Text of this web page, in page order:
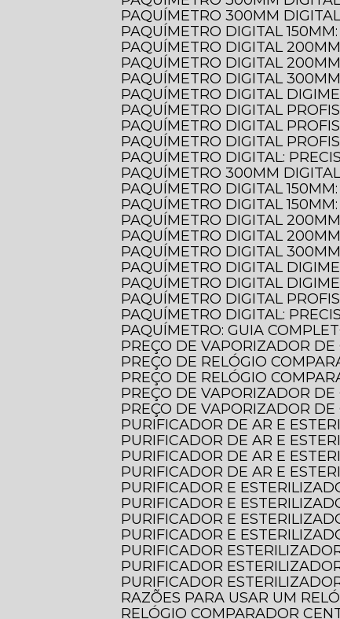
PAQUÍMETRO 300MM
PAQUÍMETRO DIGITAL
PAQUÍMETRO DIGITAL
PAQUÍMETRO DIGITAL
PAQUÍMETRO DIGITAL
PAQUÍMETRO DIGITAL
PAQUÍMETRO DIGITAL
PAQUÍMETRO DIGITAL
PAQUÍMETRO DIGITAL
PAQUÍMETRO DIGITAL:
PAQUÍMETRO 300MM
PAQUÍMETRO DIGITAL
PAQUÍMETRO DIGITAL
PAQUÍMETRO DIGITAL
PAQUÍMETRO DIGITAL
PAQUÍMETRO DIGITAL
PAQUÍMETRO DIGITAL
PAQUÍMETRO DIGITAL
PAQUÍMETRO DIGITAL
PAQUÍMETRO DIGITAL:
PAQUÍMETRO: GUIA
PREÇO DE VAPORIZADOR
PREÇO DE RELÓGIO
PREÇO DE RELÓGIO
PREÇO DE VAPORIZADOR
PREÇO DE VAPORIZADOR
PURIFICADOR DE AR E
PURIFICADOR DE AR E
PURIFICADOR DE AR E
PURIFICADOR DE AR E
PURIFICADOR E
PURIFICADOR E
PURIFICADOR E
PURIFICADOR E
PURIFICADOR
PURIFICADOR
PURIFICADOR
RAZÕES PARA USAR UM
RELÓGIO COMPARADOR